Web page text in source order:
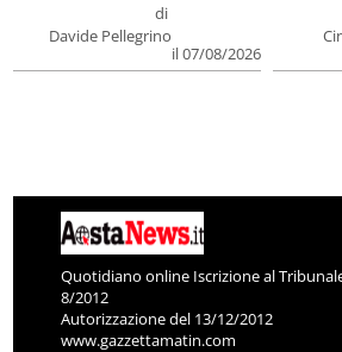
di
Davide Pellegrino
il 07/08/2026
Quotidiano online Iscrizione al
8/2012
Autorizzazione del 13/12/2012
www.gazzettamatin.com